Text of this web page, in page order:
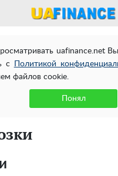
uafinance.net
с
Политикой
файлов cookie.
Понял